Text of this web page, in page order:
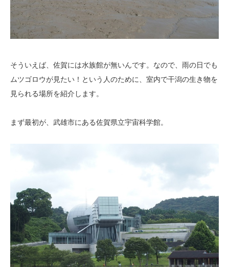
そういえば、佐賀には水族館が無いんです。なので、雨の日でも
ムツゴロウが見たい！という人のために、室内で干潟の生き物を
見られる場所を紹介します。
まず最初が、武雄市にある佐賀県立宇宙科学館。